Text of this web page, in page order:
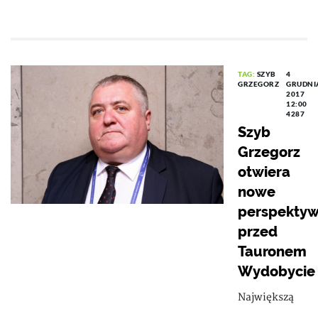
TAG: SZYB
GRZEGORZ
4
2017
12:00
4287
Szyb
Grzegorz
otwiera
nowe
przed
Tauronem
Wydobycie
Największą